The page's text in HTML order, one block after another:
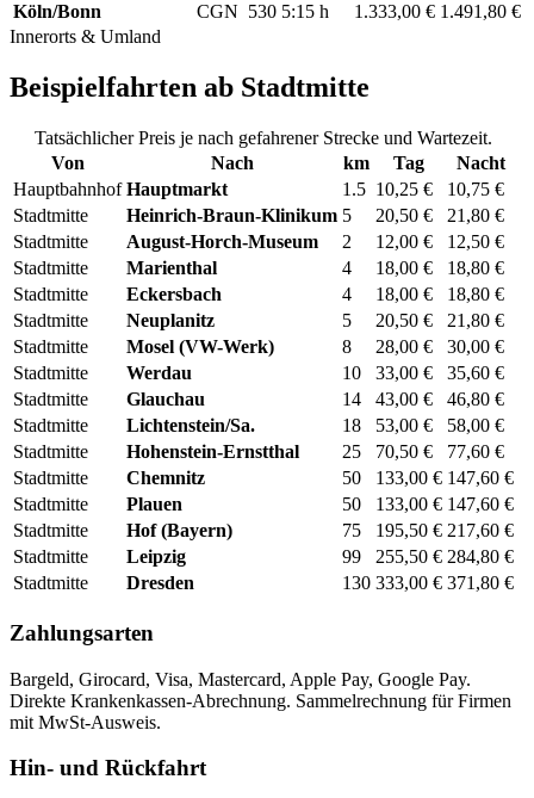
Köln/Bonn
CGN 530 5:15 h 1.333,00 € 1.491,80 €
Innerorts & Umland
Beispielfahrten ab Stadtmitte
Von Nach km Tag
Nacht
Hauptbahnhof Hauptmarkt 1.5 10,25 €
10,75 €
Stadtmitte
Heinrich-Braun-Klinikum 5 20,50 €
21,80 €
Stadtmitte
August-Horch-Museum 2 12,00 €
12,50 €
Stadtmitte
Marienthal 4 18,00 €
18,80 €
Stadtmitte
Eckersbach 4 18,00 €
18,80 €
Stadtmitte
Neuplanitz 5 20,50 €
21,80 €
Stadtmitte
Mosel (VW-Werk) 8 28,00 €
30,00 €
Stadtmitte
Werdau 10 33,00 €
35,60 €
Stadtmitte
Glauchau 14 43,00 €
46,80 €
Stadtmitte
Lichtenstein/Sa. 18 53,00 €
58,00 €
Stadtmitte
Hohenstein-Ernstthal 25 70,50 €
77,60 €
Stadtmitte
Chemnitz 50 133,00 € 147,60 €
Stadtmitte
Plauen 50 133,00 € 147,60 €
Stadtmitte
Hof (Bayern) 75 195,50 € 217,60 €
Stadtmitte
Leipzig 99 255,50 € 284,80 €
Stadtmitte
Dresden 130 333,00 € 371,80 €
Tatsächlicher Preis je nach gefahrener Strecke und Wartezeit.
Zahlungsarten
Bargeld, Girocard, Visa, Mastercard, Apple Pay, Google Pay.
Direkte Krankenkassen-Abrechnung. Sammelrechnung für Firmen
mit MwSt-Ausweis.
Hin- und Rückfahrt